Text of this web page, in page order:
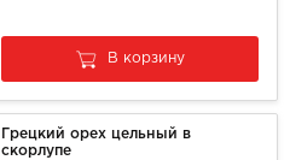
В корзину
Грецкий орех цельный в
скорлупе